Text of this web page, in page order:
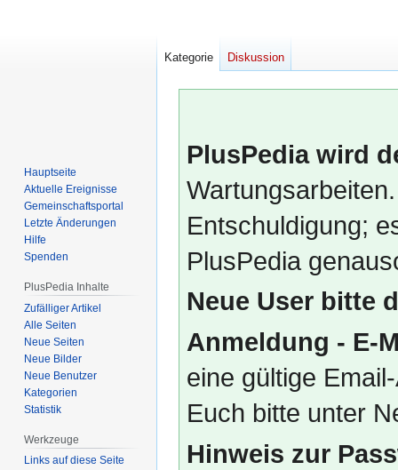
PlusPedia wird
Entschuldigung;
PlusPedia
Neue User bitte
Anmeldung - E-
eine gültige
Euch bitte unter
Hinweis zur
Kategorie Diskussion
Hauptseite
Aktuelle Ereignisse
Gemeinschafts­portal
Letzte Änderungen
Hilfe
Spenden
PlusPedia Inhalte
Zufälliger Artikel
Alle Seiten
Neue Seiten
Neue Bilder
Neue Benutzer
Kategorien
Statistik
Werkzeuge
Links auf diese Seite